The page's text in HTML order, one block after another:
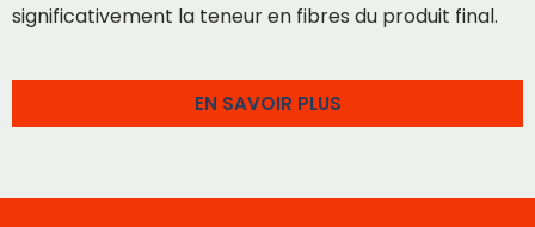
significativement la teneur en fibres du produit final.
EN SAVOIR PLUS